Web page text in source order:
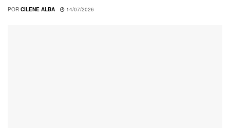
POR CILENE ALBA 14/07/2026